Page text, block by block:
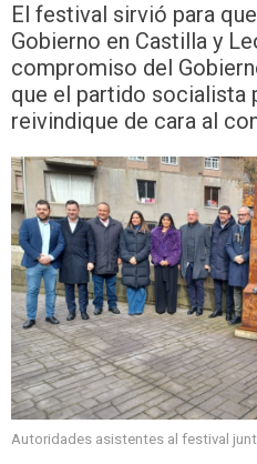
El festival sirvió para
Gobierno en Castilla y
compromiso del
que el partido socialista
reivindique de cara al
Autoridades asistentes al festival